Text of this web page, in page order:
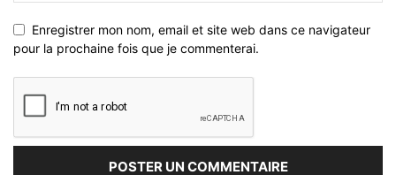
Enregistrer mon nom, email et site web dans ce navigateur
pour la prochaine fois que je commenterai.